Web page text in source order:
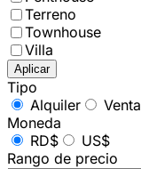
Terreno
Townhouse
Villa
Aplicar
Tipo
Alquiler
Venta
Moneda
RD$
US$
Rango de precio